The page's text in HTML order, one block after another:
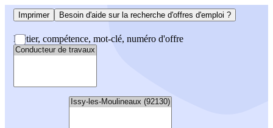
Imprimer Besoin d'aide sur la recherche d'offres d'emploi ?
Métier, compétence, mot-clé, numéro d'offre